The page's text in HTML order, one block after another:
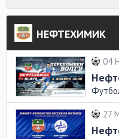
НЕФТЕХИМИК
04
27